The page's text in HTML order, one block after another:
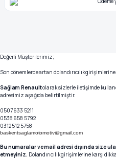
Değerli Müşterilerimiz;
Son dönemlerde artan dolandırıcılık
Sağlam Renaultolarak sizlerle iletişimde
adresimiz aşağıda belirtilmiştir.
0507 633 5211
0538 658 5792
0312 512 5758
baskentsaglamotomotiv@gmail.com
Bu numaralar ve mail adresi dışında size
etmeyiniz. Dolandırıcılık girişimlerine karşı